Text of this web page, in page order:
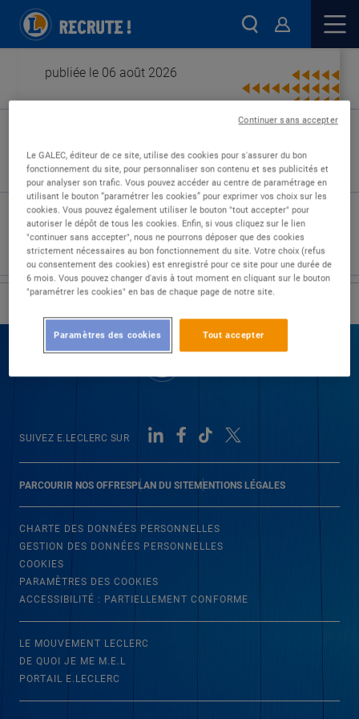
publiée le 06 août 2026
Type de contrat :
Expérience :
Études :
PARCOURIR NOS OFFRESPLAN DU SITEMENTIONS LÉGALES
SUIVEZ E.LECLERC SUR
CHARTE DES DONNÉES PERSONNELLES
GESTION DES DONNÉES PERSONNELLES
COOKIES
PARAMÈTRES DES COOKIES
ACCESSIBILITÉ : PARTIELLEMENT CONFORME
LE MOUVEMENT LECLERC
DE QUOI JE ME M.E.L
PORTAIL E.LECLERC
Le GALEC, éditeur de ce site, utilise des cookies pour s'assurer du bon
fonctionnement du site, pour personnaliser son contenu et ses publicités et
pour analyser son trafic. Vous pouvez accéder au centre de paramétrage en
utilisant le bouton “paramétrer les cookies” pour exprimer vos choix sur les
cookies. Vous pouvez également utiliser le bouton "tout accepter" pour
autoriser le dépôt de tous les cookies. Enfin, si vous cliquez sur le lien
"continuer sans accepter", nous ne pourrons déposer que des cookies
strictement nécessaires au bon fonctionnement du site. Votre choix (refus
ou consentement des cookies) est enregistré pour ce site pour une durée de
6 mois. Vous pouvez changer d'avis à tout moment en cliquant sur le bouton
"paramétrer les cookies" en bas de chaque page de notre site.
Tout accepter
Paramètres des cookies
Continuer sans accepter